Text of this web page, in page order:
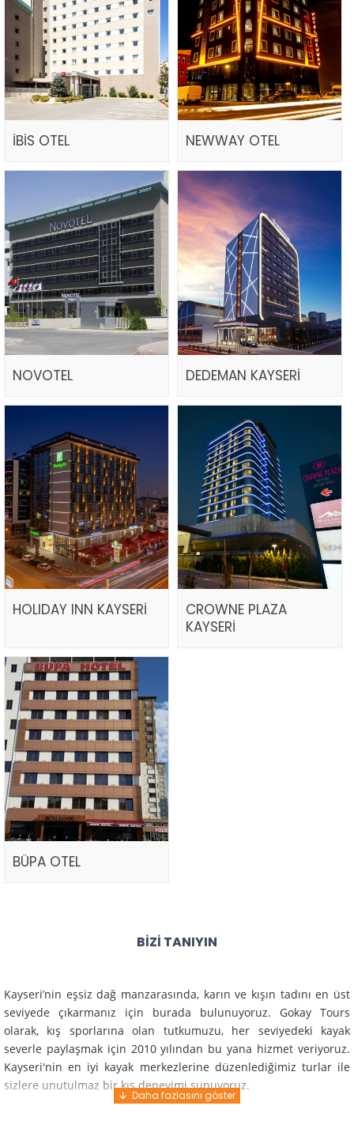
İBİS OTEL NEWWAY OTEL
NOVOTEL DEDEMAN KAYSERİ
HOLIDAY INN KAYSERİ
CROWNE PLAZA
KAYSERİ
BÜPA OTEL
BIZI TANIYIN
Kayseri’nin eşsiz dağ manzarasında, karın ve kışın tadını en üst
seviyede çıkarmanız için burada bulunuyoruz. Gokay Tours
olarak, kış sporlarına olan tutkumuzu, her seviyedeki kayak
severle paylaşmak için 2010 yılından bu yana hizmet veriyoruz.
Kayseri'nin en iyi kayak merkezlerine düzenlediğimiz turlar ile
sizlere unutulmaz bir kış deneyimi sunuyoruz.